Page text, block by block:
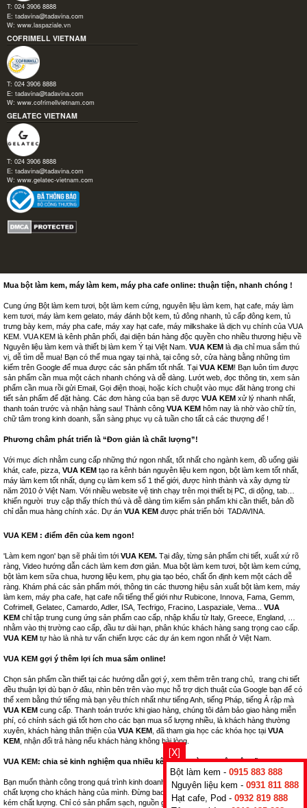
T: 024 3906 8888
E: tadavina@tadavina.com
W: www.laspaziale.vn
COFRIMELL VIETNAM
T: 024 3906 8888
E: tadavina@tadavina.com
W: www.cofrimellvietnam.com
GELATEC VIETNAM
T: 024 3906 8888
E: tadavina@tadavina.com
W: www.gelatec-vietnam.com
Mua bột làm kem, máy làm kem, máy pha cafe online: thuận tiện, nhanh chóng !
Cung ứng Bột làm kem tươi, bột làm kem cứng, nguyên liệu làm kem, hạt cafe, máy làm
kem tươi, máy làm kem gelato, máy đánh bột kem, tủ đông nhanh, tủ cấp đông kem, tủ
trưng bày kem, máy pha cafe, máy xay hạt cafe, máy milkshake là dịch vụ chính của VUA
KEM. VUA KEM là kênh phân phối, đại diện bán hàng độc quyền cho nhiều thương hiệu về
Nguyên liệu làm kem và thiết bị làm kem Ý tại Việt Nam. VUA KEM là địa chỉ mua sắm thú
vị, dễ tìm dễ mua! Bạn có thể mua ngay tại nhà, tại công sở, cửa hàng bằng những tìm
kiếm trên Google để mua được các sản phẩm tốt nhất. Tại VUA KEM! Bạn luôn tìm được
sản phẩm cần mua một cách nhanh chóng và dễ dàng. Lướt web, đọc thông tin, xem sản
phẩm cần mua rồi gửi Email, Gọi điện thoại, hoặc kích chuột vào mục đăt hàng trong chi
tiết sản phẩm để đặt hàng. Các đơn hàng của bạn sẽ được VUA KEM xử lý nhanh nhất,
thanh toán trước và nhận hàng sau! Thành công VUA KEM hôm nay là nhờ vào chữ tín,
chữ tâm trong kinh doanh, sẵn sàng phục vụ cả tuần cho tất cả các thượng đế !
Phương châm phát triển là “Đơn giản là chất lượng”!
Với mục đích nhằm cung cấp những thứ ngon nhất, tốt nhất cho ngành kem, đồ uống giải
khát, cafe, pizza, VUA KEM tạo ra kênh bán nguyên liệu kem ngon, bột làm kem tốt nhất,
máy làm kem tốt nhất, dụng cụ làm kem số 1 thế giới, được hình thành và xây dựng từ
năm 2010 ở Việt Nam. Với nhiều website vệ tinh chạy trên mọi thiết bị PC, di dộng, tab…
khiến người truy cập thấy thích thú và dễ dàng tìm kiếm sản phẩm khi cần thiết, bản đồ
chỉ dẫn mua hàng chính xác. Dự án VUA KEM được phát triển bởi TADAVINA
VUA KEM : điểm đến của kem ngon!
'Làm kem ngon' bạn sẽ phải tìm tới VUA KEM. Tại đây, từng sản phẩm chi tiết, xuất xứ rõ
ràng, Video hướng dẫn cách làm kem đơn giản. Mua bột làm kem tươi, bột làm kem cứng,
bột làm kem sữa chua, hương liệu kem, phụ gia tạo béo, chất ổn định kem một cách dễ
ràng. Khám phá các sản phẩm mới, thông tin các thương hiệu sản xuất bột làm kem, máy
làm kem, máy pha cafe, hạt cafe nổi tiếng thế giới như Rubicone, Innova, Fama, Gemm,
Cofrimell, Gelatec, Camardo, Adler, ISA, Tecfrigo, Fracino, Laspaziale, Vema... VUA
KEM chỉ tập trung cung ứng sản phẩm cao cấp, nhập khẩu từ Italy, Greece, England, …
nhằm vào thị trường cao cấp, đầu tư dài hạn, phân khúc khách hàng sang trọng cao cấp.
VUA KEM tự hào là nhà tư vấn chiến lược các dự án kem ngon nhất ở Việt Nam.
VUA KEM gợi ý thêm lợi ích mua sắm online!
Chọn sản phẩm cần thiết tại các hướng dẫn gợi ý, xem thêm trên trang chủ, trang chi tiết
đều thuận lợi dù bạn ở đâu, nhìn bên trên vào mục hỗ trợ dịch thuật của Google bạn để có
thể xem bằng thứ tiếng mà bạn yêu thích nhất như tiếng Anh, tiếng Pháp, tiếng Ả rập mà
VUA KEM cung cấp. Thanh toán trước khi giao hàng, chúng tôi đảm bảo giao hàng miễn
phí, có chính sách giá tốt hơn cho các bạn mua số lượng nhiều, là khách hàng thường
xuyên, khách hàng thân thiện của VUA KEM , đã tham gia học các khóa học tại VUA
KEM , nhận đổi trả hàng nếu khách hàng không hài lòng.
VUA KEM: chia sẻ kinh nghiệm qua nhiều kênh bán hàng thuộc hệ thống.
Bạn muốn thành công trong quá trình kinh doanh nhà hàng, hãy nghĩ tới những sản phẩm
chất lượng cho khách hàng của mình. Đừng bao giờ kinh doanh những mặt hàng nhái,
kém chất lượng. Chỉ có sản phẩm sạch, nguồn gốc xuất xứ rõ ràng, tốt cho sức khỏe bạn
[X]
Bột làm kem - 0915 883 888
Nguyên liệu kem - 0931 811 888
Hạt cafe, Pod - 0932 819 888